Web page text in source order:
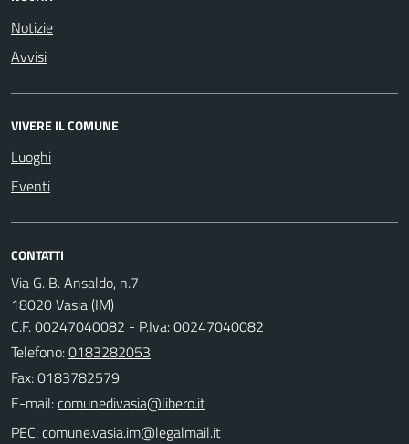
Notizie
Avvisi
VIVERE IL COMUNE
Luoghi
Eventi
CONTATTI
Via G. B. Ansaldo, n.7
18020 Vasia (IM)
C.F. 00247040082 - P.Iva: 00247040082
Telefono:0183282053
Fax: 0183782579
E-mail:
PEC: